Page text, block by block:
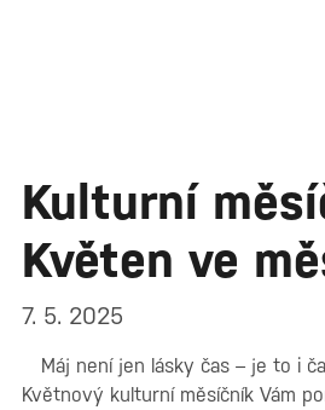
Kulturní
Květen ve
7. 5. 2025
Máj není jen lásky čas – je to i
Květnový kulturní měsíčník Vám